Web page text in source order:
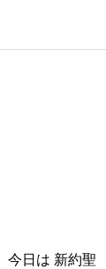
今日は 新約聖